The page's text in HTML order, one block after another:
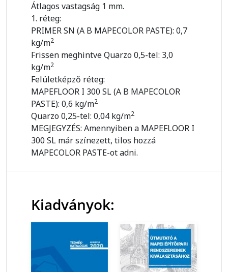
Átlagos vastagság 1 mm.
1. réteg:
PRIMER SN (A B MAPECOLOR PASTE): 0,7
kg/m2
Frissen meghintve Quarzo 0,5-tel: 3,0
kg/m2
Felületképző réteg:
MAPEFLOOR I 300 SL (A B MAPECOLOR
PASTE): 0,6 kg/m2
Quarzo 0,25-tel: 0,04 kg/m2
MEGJEGYZÉS: Amennyiben a MAPEFLOOR I
300 SL már színezett, tilos hozzá
MAPECOLOR PASTE-ot adni.
Kiadványok: